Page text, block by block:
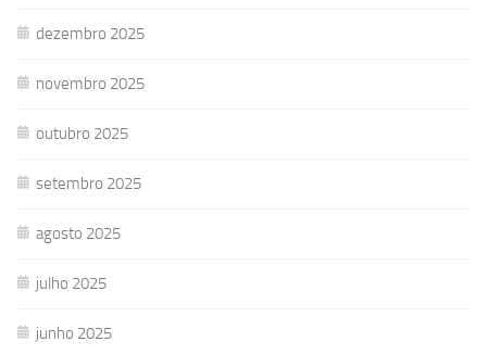
dezembro 2025
novembro 2025
outubro 2025
setembro 2025
agosto 2025
julho 2025
junho 2025